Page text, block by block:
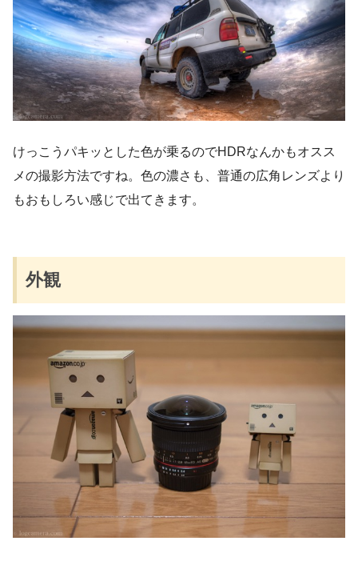
けっこうパキッとした色が乗るのでHDRなんかもオスス
メの撮影方法ですね。色の濃さも、普通の広角レンズより
もおもしろい感じで出てきます。
外観